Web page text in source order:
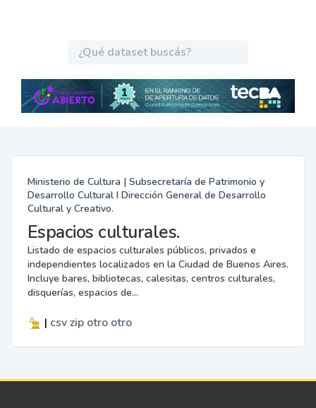
Ministerio de Cultura | Subsecretaría de Patrimonio y
Desarrollo Cultural I Dirección General de Desarrollo
Cultural y Creativo.
Espacios culturales.
Listado de espacios culturales públicos, privados e
independientes localizados en la Ciudad de Buenos Aires.
Incluye bares, bibliotecas, calesitas, centros culturales,
disquerías, espacios de...
| csv zip otro otro